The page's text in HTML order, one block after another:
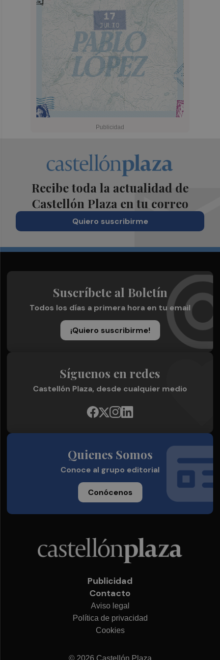
Recibe toda la actualidad de
Castellón Plaza en tu correo
Quiero suscribirme
Suscríbete al Boletín
Todos los días a primera hora en tu email
¡Quiero suscribirme!
Síguenos en redes
Castellón Plaza, desde cualquier medio
Quienes Somos
Conoce al grupo editorial
Conócenos
Publicidad
Contacto
Aviso legal
Política de privacidad
Cookies
© 2026 Castellón Plaza